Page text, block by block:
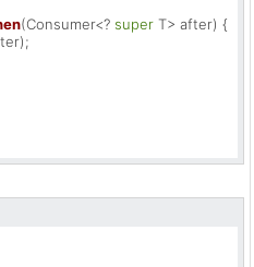
(Consumer<? super T> after) {